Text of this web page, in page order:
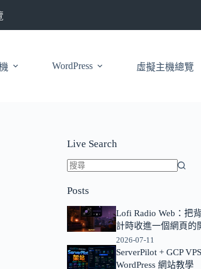
WordPress 虛擬主機總覽
Live Search
不
到
符
條
件
Posts
Lofi Radio Web：把
計時收進一個網頁的
2026-07-11
ServerPilot + GCP
WordPress 網站教學